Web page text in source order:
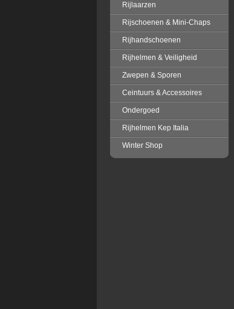
Rijlaarzen
Rijschoenen & Mini-Chaps
Rijhandschoenen
Rijhelmen & Veiligheid
Zwepen & Sporen
Ceintuurs & Accessoires
Ondergoed
Rijhelmen Kep Italia
Winter Shop